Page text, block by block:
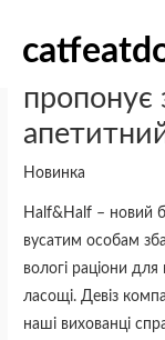
Half&Half
пропонує
Новинка
Half&Half – новий
вусатим особам
вологі раціони
ласощі. Девіз
наші вихованці